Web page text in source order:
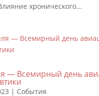
хронического...
— Всемирный день
| События